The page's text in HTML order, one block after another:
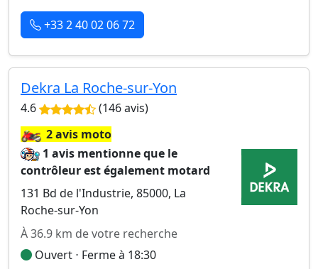
+33 2 40 02 06 72
Dekra La Roche-sur-Yon
4.6 (146 avis)
🏍️2 avis moto
1 avis mentionne que le
contrôleur est également motard
131 Bd de l'Industrie, 85000, La
Roche-sur-Yon
À 36.9 km de votre recherche
Ouvert ⋅ Ferme à 18:30